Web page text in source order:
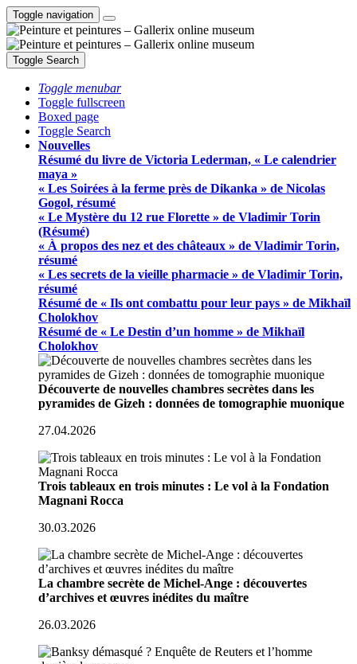
Toggle navigation
Toggle Search
Toggle menubar
Toggle fullscreen
Boxed page
Toggle Search
Nouvelles
Résumé du livre de Victoria Lederman, « Le calendrier
maya »
« Les Soirées à la ferme près de Dikanka » de Nicolas
Gogol, résumé
« Le Mystère du 12 rue Florette » de Vladimir Torin
(Résumé)
« À propos des nez et des châteaux » de Vladimir Torin,
résumé
« Les secrets de la vieille pharmacie » de Vladimir Torin,
résumé
Résumé de « Ils ont combattu pour leur pays » de Mikhaïl
Cholokhov
Résumé de « Le Destin d’un homme » de Mikhaïl
Cholokhov
Découverte de nouvelles chambres secrètes dans les
pyramides de Gizeh : données de tomographie muonique
27.04.2026
Trois tableaux en trois minutes : Le vol à la Fondation
Magnani Rocca
30.03.2026
La chambre secrète de Michel-Ange : découvertes
d’archives et œuvres inédites du maître
26.03.2026